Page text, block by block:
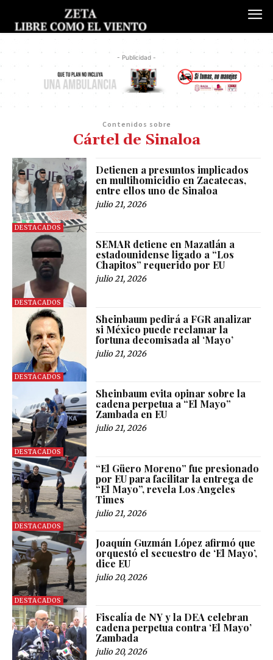
- Publicidad -
Contenidos sobre
Cártel de Sinaloa
DESTACADOS
Detienen a presuntos implicados
en multihomicidio en Zacatecas,
entre ellos uno de Sinaloa
julio 21, 2026
DESTACADOS
SEMAR detiene en Mazatlán a
estadounidense ligado a “Los
Chapitos” requerido por EU
julio 21, 2026
DESTACADOS
Sheinbaum pedirá a FGR analizar
si México puede reclamar la
fortuna decomisada al ‘Mayo’
julio 21, 2026
DESTACADOS
Sheinbaum evita opinar sobre la
cadena perpetua a “El Mayo”
Zambada en EU
julio 21, 2026
DESTACADOS
“El Güero Moreno” fue presionado
por EU para facilitar la entrega de
“El Mayo”, revela Los Angeles
Times
julio 21, 2026
DESTACADOS
Joaquín Guzmán López afirmó que
orquestó el secuestro de ‘El Mayo’,
dice EU
julio 20, 2026
Fiscalía de NY y la DEA celebran
cadena perpetua contra ‘El Mayo’
Zambada
julio 20, 2026